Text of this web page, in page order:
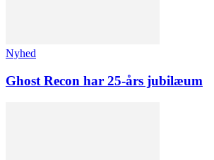
Nyhed
Ghost Recon har 25-års jubilæum